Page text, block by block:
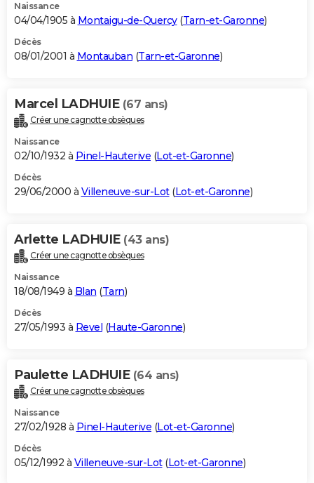
Naissance
04/04/1905 à Montaigu-de-Quercy(Tarn-et-Garonne)
Décès
08/01/2001 à Montauban (Tarn-et-Garonne)
Marcel LADHUIE (67 ans)
Créer une cagnotte obsèques
Naissance
02/10/1932 à Pinel-Hauterive (Lot-et-Garonne)
Décès
29/06/2000 à Villeneuve-sur-Lot(Lot-et-Garonne)
Arlette LADHUIE (43 ans)
Créer une cagnotte obsèques
Naissance
18/08/1949 à Blan (Tarn)
Décès
27/05/1993 à Revel (Haute-Garonne)
Paulette LADHUIE (64 ans)
Créer une cagnotte obsèques
Naissance
27/02/1928 à Pinel-Hauterive (Lot-et-Garonne)
Décès
05/12/1992 à Villeneuve-sur-Lot(Lot-et-Garonne)